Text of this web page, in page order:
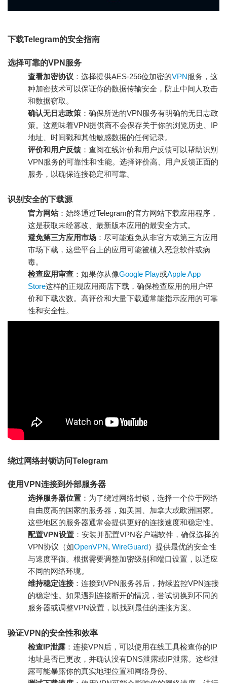
下载Telegram的安全指南
选择可靠的VPN服务
查看加密协议 ：选择提供AES-256位加密的VPN服务，这
种加密技术可以保证你的数据传输安全，防止中间人攻击
和数据窃取。
确认无日志政策 ：确保所选的VPN服务有明确的无日志政
策。这意味着VPN提供商不会保存关于你的浏览历史、IP
地址、时间戳和其他敏感数据的任何记录。
评价和用户反馈 ：查阅在线评价和用户反馈可以帮助识别
VPN服务的可靠性和性能。选择评价高、用户反馈正面的
服务，以确保连接稳定和可靠。
识别安全的下载源
官方网站：始终通过Telegram的官方网站下载应用程序，
这是获取未经篡改、最新版本应用的最安全方式。
避免第三方应用市场 ：尽可能避免从非官方或第三方应用
市场下载，这些平台上的应用可能被植入恶意软件或病
毒。
检查应用审查 ：如果你从像Google Play或Apple App
Store这样的正规应用商店下载，确保检查应用的用户评
价和下载次数。高评价和大量下载通常能指示应用的可靠
性和安全性。
绕过网络封锁访问Telegram
使用VPN连接到外部服务器
选择服务器位置 ：为了绕过网络封锁，选择一个位于网络
自由度高的国家的服务器，如美国、加拿大或欧洲国家。
这些地区的服务器通常会提供更好的连接速度和稳定性。
配置VPN设置 ：安装并配置VPN客户端软件，确保选择的
VPN协议（如OpenVPN, WireGuard）提供最优的安全性
与速度平衡。根据需要调整加密级别和端口设置，以适应
不同的网络环境。
维持稳定连接 ：连接到VPN服务器后，持续监控VPN连接
的稳定性。如果遇到连接断开的情况，尝试切换到不同的
服务器或调整VPN设置，以找到最佳的连接方案。
验证VPN的安全性和效率
检查IP泄露 ：连接VPN后，可以使用在线工具检查你的IP
地址是否已更改，并确认没有DNS泄露或IP泄露。这些泄
露可能暴露你的真实地理位置和网络身份。